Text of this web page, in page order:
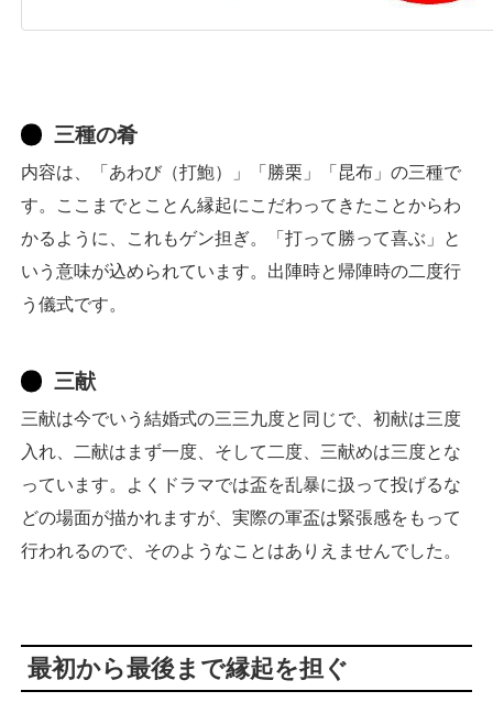
三種の肴
内容は、「あわび（打鮑）」「勝栗」「昆布」の三種で
す。ここまでとことん縁起にこだわってきたことからわ
かるように、これもゲン担ぎ。「打って勝って喜ぶ」と
いう意味が込められています。出陣時と帰陣時の二度行
う儀式です。
三献
三献は今でいう結婚式の三三九度と同じで、初献は三度
入れ、二献はまず一度、そして二度、三献めは三度とな
っています。よくドラマでは盃を乱暴に扱って投げるな
どの場面が描かれますが、実際の軍盃は緊張感をもって
行われるので、そのようなことはありえませんでした。
最初から最後まで縁起を担ぐ